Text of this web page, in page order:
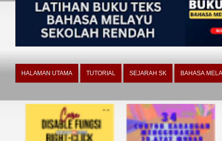
HALAMAN UTAMA TUTORIAL SEJARAH SK BAHASA